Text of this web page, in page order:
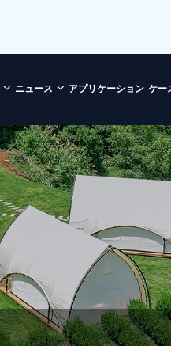
ニュース アプリケーション ケー